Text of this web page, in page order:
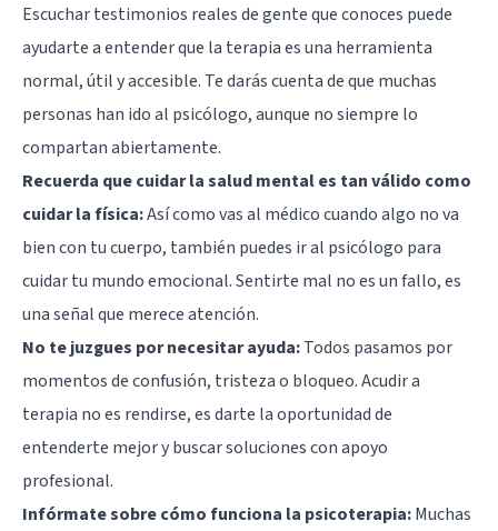
Escuchar testimonios reales de gente que conoces puede
ayudarte a entender que la terapia es una herramienta
normal, útil y accesible. Te darás cuenta de que muchas
personas han ido al psicólogo, aunque no siempre lo
compartan abiertamente.
Recuerda que cuidar la salud mental es tan válido como
cuidar la física:Así como vas al médico cuando algo no va
bien con tu cuerpo, también puedes ir al psicólogo para
cuidar tu mundo emocional. Sentirte mal no es un fallo, es
una señal que merece atención.
No te juzgues por necesitar ayuda:Todos pasamos por
momentos de confusión, tristeza o bloqueo. Acudir a
terapia no es rendirse, es darte la oportunidad de
entenderte mejor y buscar soluciones con apoyo
profesional.
Infórmate sobre cómo funciona la psicoterapia:Muchas